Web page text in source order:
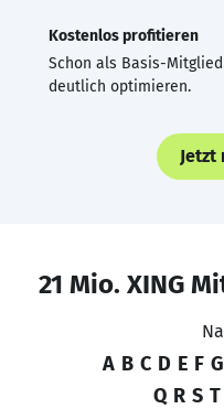
Kostenlos profitieren
Schon als Basis-
deutlich optimieren.
Jetzt
21 Mio. XING
A B C D E F G
Q R S T